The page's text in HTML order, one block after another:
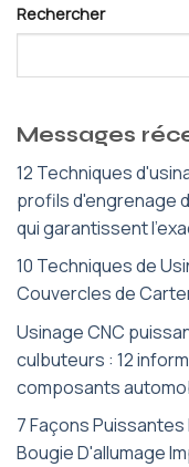
Rechercher
Messages
12 Techniques
profils d'engrenage
qui garantissent
10 Techniques de
Couvercles de
Usinage CNC
culbuteurs : 12
composants
7 Façons Puissantes
Bougie D'allumage